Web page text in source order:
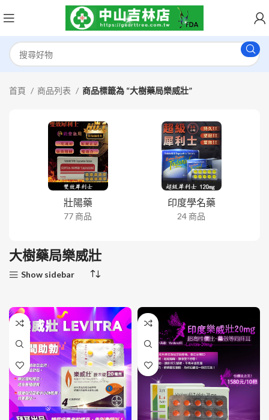
首頁 商品列表 商品標籤為 “大樹藥局樂威壯”
壯陽藥
77 商品
印度學名藥
24 商品
大樹藥局樂威壯
Show sidebar